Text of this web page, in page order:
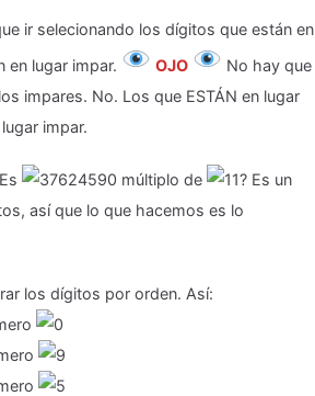
ir selecionando los dígitos que están en
en lugar impar.
OJO
No hay que
impares. No. Los que ESTÁN en lugar
impar.
múltiplo de
? Es un
así que lo que hacemos es lo
los dígitos por orden. Así: